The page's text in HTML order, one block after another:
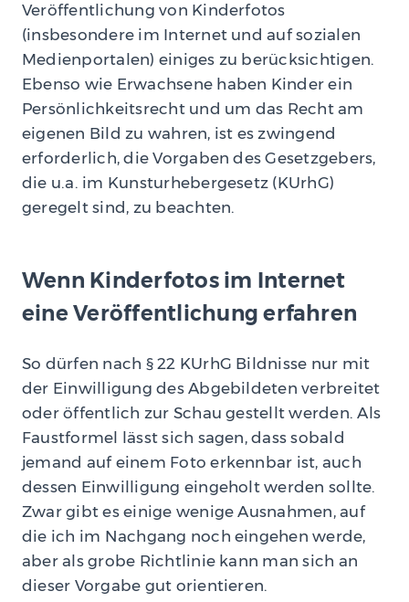
Veröffentlichung von Kinderfotos
(insbesondere im Internet und auf sozialen
Medienportalen) einiges zu berücksichtigen.
Ebenso wie Erwachsene haben Kinder ein
Persönlichkeitsrecht und um das Recht am
eigenen Bild zu wahren, ist es zwingend
erforderlich, die Vorgaben des Gesetzgebers,
die u.a. im Kunsturhebergesetz (KUrhG)
geregelt sind, zu beachten.
Wenn Kinderfotos im Internet
eine Veröffentlichung erfahren
So dürfen nach § 22 KUrhG Bildnisse nur mit
der Einwilligung des Abgebildeten verbreitet
oder öffentlich zur Schau gestellt werden. Als
Faustformel lässt sich sagen, dass sobald
jemand auf einem Foto erkennbar ist, auch
dessen Einwilligung eingeholt werden sollte.
Zwar gibt es einige wenige Ausnahmen, auf
die ich im Nachgang noch eingehen werde,
aber als grobe Richtlinie kann man sich an
dieser Vorgabe gut orientieren.